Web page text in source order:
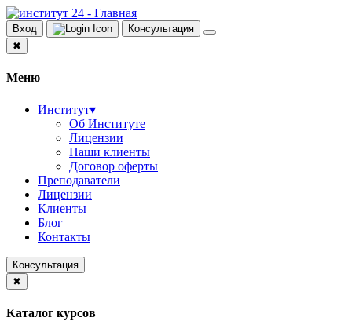
Вход
Консультация
✖
Меню
Институт▾
Об Институте
Лицензии
Наши клиенты
Договор оферты
Преподаватели
Лицензии
Клиенты
Блог
Контакты
Консультация
✖
Каталог курсов